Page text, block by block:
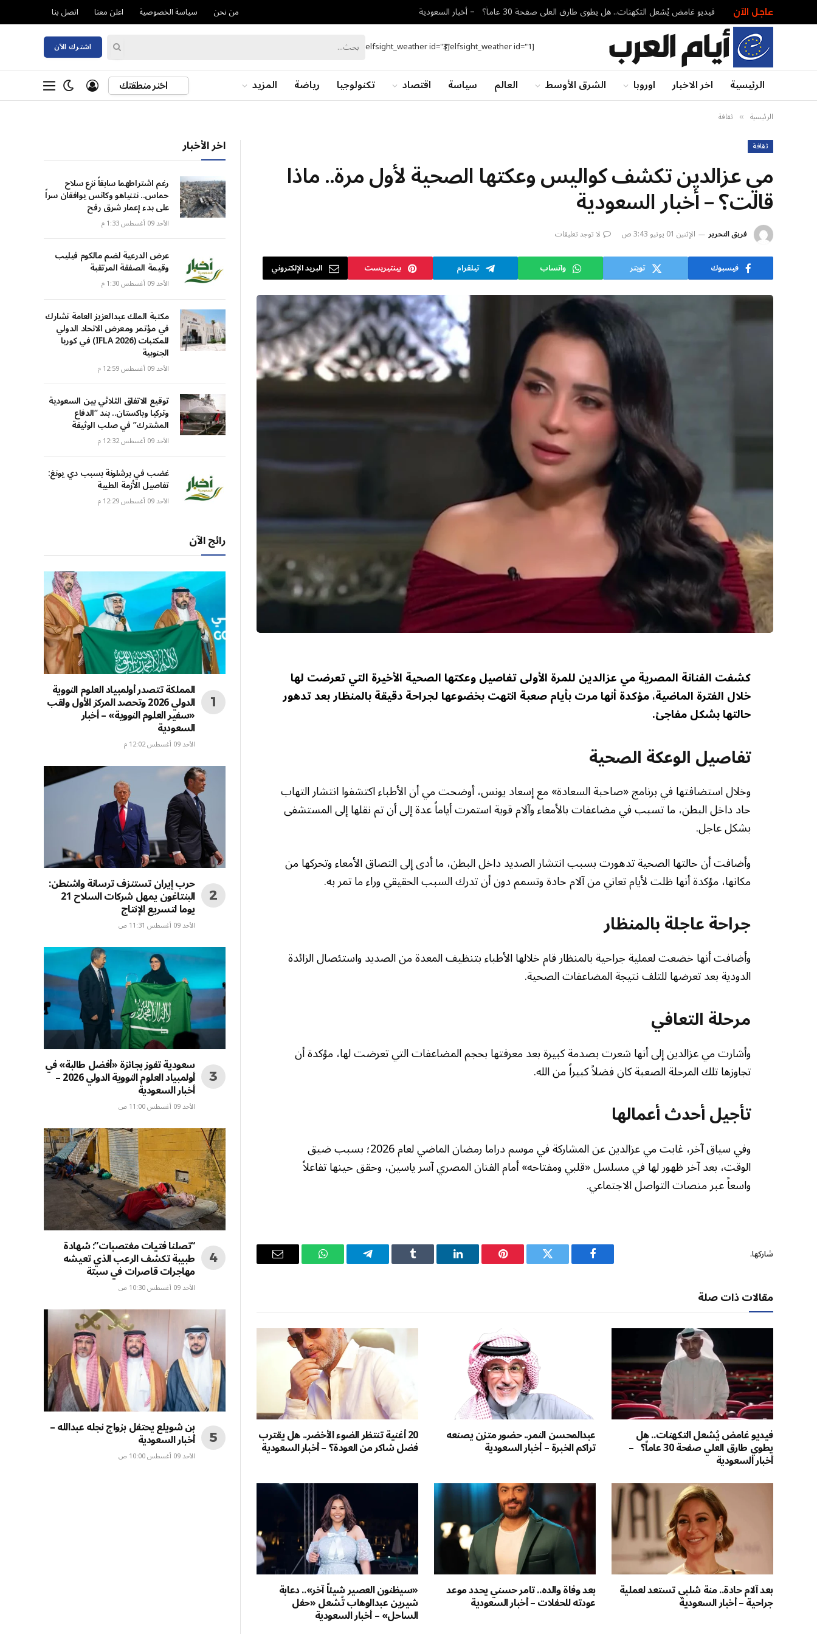
عاجل الآن فيديو غامض يُشعل التكهنات.. هل يطوي طارق العلي صفحة 30 عاماً؟ – أخبار السعودية من نحن سياسة الخصوصية اعلن معنا اتصل بنا
[elfsight_weather id="1"]
[elfsight_weather id="3"] اشترك الآن
الرئيسية اخر الاخبار اوروبا الشرق الأوسط العالم سياسة اقتصاد تكنولوجيا رياضة المزيد اختر منطقتك
الرئيسية » ثقافة
ثقافة
مي عزالدين تكشف كواليس وعكتها الصحية لأول مرة.. ماذا
قالت؟ – أخبار السعودية
فريق التحرير الإثنين 01 يونيو 3:43 ص لا توجد تعليقات
فيسبوك تويتر واتساب تيلقرام بينتيريست البريد الإلكتروني
كشفت الفنانة المصرية مي عزالدين للمرة الأولى تفاصيل وعكتها الصحية الأخيرة التي تعرضت لها
خلال الفترة الماضية، مؤكدة أنها مرت بأيام صعبة انتهت بخضوعها لجراحة دقيقة بالمنظار بعد تدهور
حالتها بشكل مفاجئ.
تفاصيل الوعكة الصحية
وخلال استضافتها في برنامج «صاحبة السعادة» مع إسعاد يونس، أوضحت مي أن الأطباء اكتشفوا انتشار التهاب
حاد داخل البطن، ما تسبب في مضاعفات بالأمعاء وآلام قوية استمرت أياماً عدة إلى أن تم نقلها إلى المستشفى
بشكل عاجل.
وأضافت أن حالتها الصحية تدهورت بسبب انتشار الصديد داخل البطن، ما أدى إلى التصاق الأمعاء وتحركها من
مكانها، مؤكدة أنها ظلت لأيام تعاني من آلام حادة وتسمم دون أن تدرك السبب الحقيقي وراء ما تمر به.
جراحة عاجلة بالمنظار
وأضافت أنها خضعت لعملية جراحية بالمنظار قام خلالها الأطباء بتنظيف المعدة من الصديد واستئصال الزائدة
الدودية بعد تعرضها للتلف نتيجة المضاعفات الصحية.
مرحلة التعافي
وأشارت مي عزالدين إلى أنها شعرت بصدمة كبيرة بعد معرفتها بحجم المضاعفات التي تعرضت لها، مؤكدة أن
تجاوزها تلك المرحلة الصعبة كان فضلاً كبيراً من الله.
تأجيل أحدث أعمالها
وفي سياق آخر، غابت مي عزالدين عن المشاركة في موسم دراما رمضان الماضي لعام 2026؛ بسبب ضيق
الوقت، بعد آخر ظهور لها في مسلسل «قلبي ومفتاحه» أمام الفنان المصري آسر ياسين، وحقق حينها تفاعلاً
واسعاً عبر منصات التواصل الاجتماعي.
شاركها.
فيسبوك تويتر بينتيريستلينكدإن Tumblr تيلقرام واتساب
البريد
مقالات ذات صلة
فيديو غامض يُشعل التكهنات.. هل
يطوي طارق العلي صفحة 30 عاماً؟ –
أخبار السعودية
عبدالمحسن النمر.. حضور متزن يصنعه
تراكم الخبرة – أخبار السعودية
20 أغنية تنتظر الضوء الأخضر.. هل يقترب
فضل شاكر من العودة؟ – أخبار السعودية
بعد آلام حادة.. منة شلبي تستعد لعملية
جراحية – أخبار السعودية
بعد وفاة والده.. تامر حسني يحدد موعد
عودته للحفلات – أخبار السعودية
«سيظنون العصير شيئاً آخر».. دعابة
شيرين عبدالوهاب تُشعل «حفل
الساحل» – أخبار السعودية
اخر الأخبار
رغم اشتراطهما سابقاً نزع سلاح
حماس.. نتنياهو وكاتس يوافقان سراً
على بدء إعمار شرق رفح
الأحد 09 أغسطس 1:33 م
عرض الدرعية لضم مالكوم فيليب
وقيمة الصفقة المرتقبة
الأحد 09 أغسطس 1:30 م
مكتبة الملك عبدالعزيز العامة تشارك
في مؤتمر ومعرض الاتحاد الدولي
للمكتبات (IFLA 2026) في كوريا
الجنوبية
الأحد 09 أغسطس 12:59 م
توقيع الاتفاق الثلاثي بين السعودية
وتركيا وباكستان.. بند “الدفاع
المشترك” في صلب الوثيقة
الأحد 09 أغسطس 12:32 م
غضب في برشلونة بسبب دي يونغ:
تفاصيل الأزمة الطبية
الأحد 09 أغسطس 12:29 م
رائج الآن
المملكة تتصدر أولمبياد العلوم النووية
الدولي 2026 وتحصد المركز الأول ولقب
«سفير العلوم النووية» – أخبار
السعودية
الأحد 09 أغسطس 12:02 م
حرب إيران تستنزف ترسانة واشنطن:
البنتاغون يمهل شركات السلاح 21
يوما لتسريع الإنتاج
الأحد 09 أغسطس 11:31 ص
سعودية تفوز بجائزة «أفضل طالبة» في
أولمبياد العلوم النووية الدولي 2026 –
أخبار السعودية
الأحد 09 أغسطس 11:00 ص
“تصلنا فتيات مغتصبات”: شهادة
طبيبة تكشف الرعب الذي تعيشه
مهاجرات قاصرات في سبتة
الأحد 09 أغسطس 10:30 ص
بن شويلع يحتفل بزواج نجله عبدالله –
أخبار السعودية
الأحد 09 أغسطس 10:00 ص